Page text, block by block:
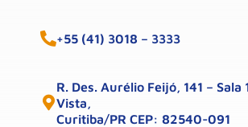
+55 (41) 3018 – 3333
R. Des. Aurélio Feijó, 141 – Sala
Vista,
Curitiba/PR CEP: 82540-091